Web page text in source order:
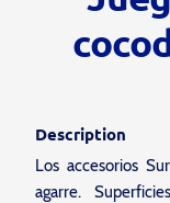
Description
Los accesorios
agarre.